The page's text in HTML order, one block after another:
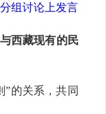
组讨论上发言
西藏现有的民
”的关系，共同